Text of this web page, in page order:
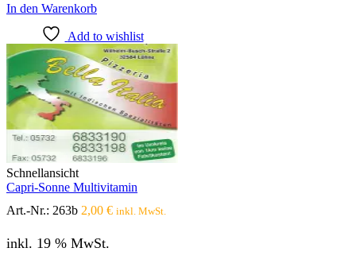
In den Warenkorb
Add to wishlist
Schnellansicht
Capri-Sonne Multivitamin
Art.-Nr.: 263b 2,00 € inkl. MwSt.
inkl. 19 % MwSt.